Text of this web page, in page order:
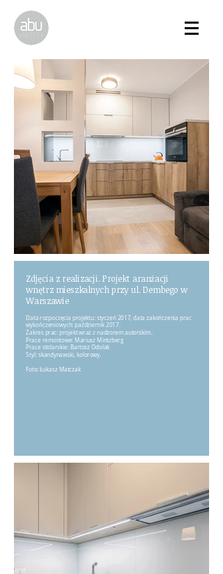
Zdjęcia z realizacji. Projekt aranżacji
wnętrz mieszkalnych przy ul. Dembego w
Warszawie
Data rozpoczęcia projektu: styczeń 2017, data zakończenia prac
wykończeniowych: październik 2017.
Zakres prac: projekt wraz z nadzorem autorskim.
Prace remontowe: Mariusz Mintzberg
Prace stolarskie: Bartosz Odolak
Styl: skandynawski, kolorowy.
Foto: Łukasz Matczak